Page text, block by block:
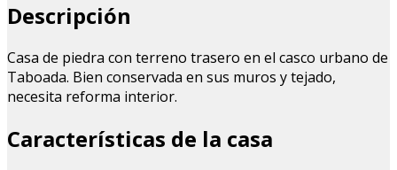
Descripción
Casa de piedra con terreno trasero en el casco urbano de
Taboada. Bien conservada en sus muros y tejado,
necesita reforma interior.
Características de la casa